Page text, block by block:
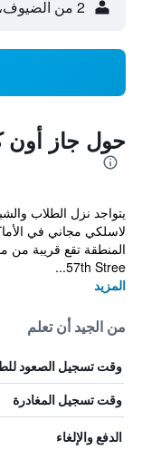
2 من الضيوف، غرفة واحدة
حول جاز
يتواجد نزل الطلاب
لاسلكي مجاني في
المنطقة تقع قريبة
57th Stree...
المزيد
من الجيد أن تعلم
وقت تسجيل الصعود
وقت تسجيل المغادرة
الدفع والإلغاء